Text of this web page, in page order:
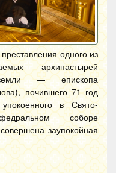
одного из
архипастырей
земли — епископа
почившего 71 год
в Свято-
соборе
заупокойная